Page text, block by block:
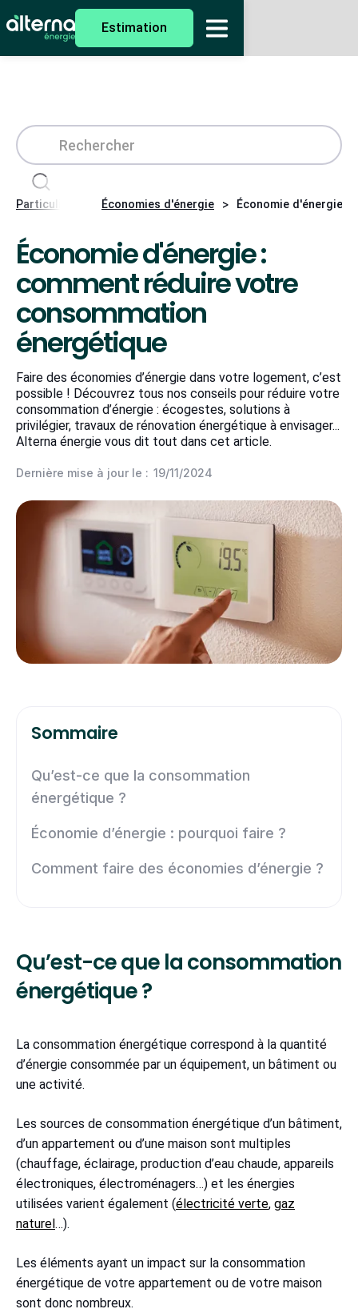
Estimation
Particuliers Économies d'énergie > Économie d'énergie :
Économie d'énergie :
comment réduire votre
consommation
énergétique
Faire des économies d’énergie dans votre logement, c’est
possible ! Découvrez tous nos conseils pour réduire votre
consommation d’énergie : écogestes, solutions à
privilégier, travaux de rénovation énergétique à envisager...
Alterna énergie vous dit tout dans cet article.
Dernière mise à jour le : 19/11/2024
Sommaire
Qu’est-ce que la consommation
énergétique ?
Économie d’énergie : pourquoi faire ?
Comment faire des économies d’énergie ?
Qu’est-ce que la consommation
énergétique ?
La consommation énergétique correspond à la quantité
d’énergie consommée par un équipement, un bâtiment ou
une activité.
Les sources de consommation énergétique d’un bâtiment,
d’un appartement ou d’une maison sont multiples
(chauffage, éclairage, production d’eau chaude, appareils
électroniques, électroménagers…) et les énergies
utilisées varient également (électricité verte, gaz
naturel…).
Les éléments ayant un impact sur la consommation
énergétique de votre appartement ou de votre maison
sont donc nombreux.